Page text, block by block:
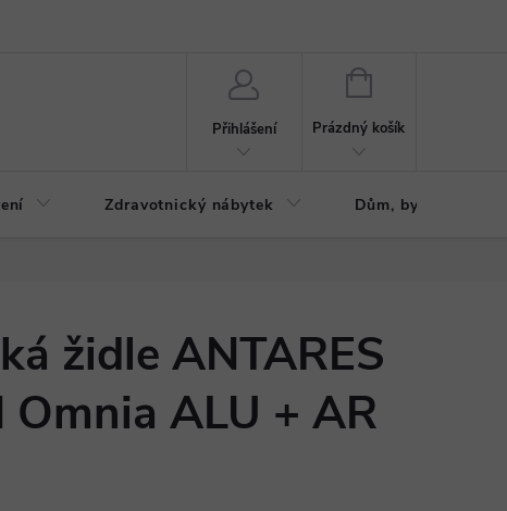
Přihlášení
NÁKUPNÍ
Prázdný košík
Zdravotnický nábytek Dům, byt, zahrada
židle ANTARES
Omnia ALU + AR